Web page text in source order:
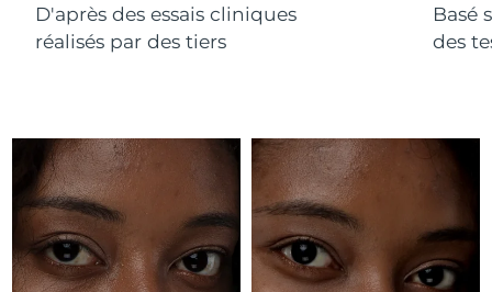
D'après des essais cliniques
réalisés par des tiers
Basé
des
FOREO APP
Kazakhstan 8/13/26
Lettonie Livraison estimée8/11/26
Liban Livraison estimée
Lituanie Livraison estimée 8/11/26